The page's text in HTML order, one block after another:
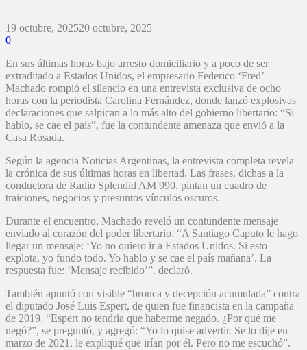
19 octubre, 202520 octubre, 2025
0
En sus últimas horas bajo arresto domiciliario y a poco de ser
extraditado a Estados Unidos, el empresario Federico ‘Fred’
Machado rompió el silencio en una entrevista exclusiva de ocho
horas con la periodista Carolina Fernández, donde lanzó explosivas
declaraciones que salpican a lo más alto del gobierno libertario: “Si
hablo, se cae el país”, fue la contundente amenaza que envió a la
Casa Rosada.
Según la agencia Noticias Argentinas, la entrevista completa revela
la crónica de sus últimas horas en libertad. Las frases, dichas a la
conductora de Radio Splendid AM 990, pintan un cuadro de
traiciones, negocios y presuntos vínculos oscuros.
Durante el encuentro, Machado reveló un contundente mensaje
enviado al corazón del poder libertario. “A Santiago Caputo le hago
llegar un mensaje: ‘Yo no quiero ir a Estados Unidos. Si esto
explota, yo fundo todo. Yo hablo y se cae el país mañana’. La
respuesta fue: ‘Mensaje recibido’”. declaró.
También apuntó con visible “bronca y decepción acumulada” contra
el diputado José Luis Espert, de quien fue financista en la campaña
de 2019. “Espert no tendría que haberme negado. ¿Por qué me
negó?”, se preguntó, y agregó: “Yo lo quise advertir. Se lo dije en
marzo de 2021, le expliqué que irían por él. Pero no me escuchó”.